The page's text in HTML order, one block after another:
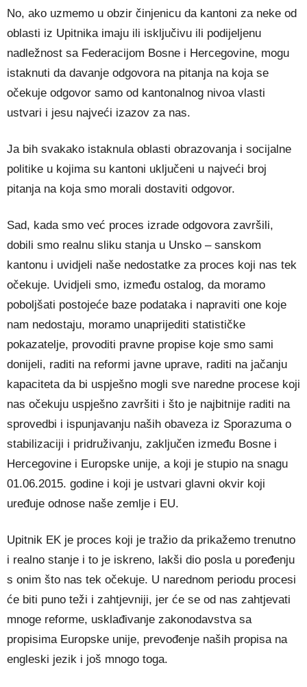
No, ako uzmemo u obzir činjenicu da kantoni za neke od
oblasti iz Upitnika imaju ili isključivu ili podijeljenu
nadležnost sa Federacijom Bosne i Hercegovine, mogu
istaknuti da davanje odgovora na pitanja na koja se
očekuje odgovor samo od kantonalnog nivoa vlasti
ustvari i jesu najveći izazov za nas.
Ja bih svakako istaknula oblasti obrazovanja i socijalne
politike u kojima su kantoni uključeni u najveći broj
pitanja na koja smo morali dostaviti odgovor.
Sad, kada smo već proces izrade odgovora završili,
dobili smo realnu sliku stanja u Unsko – sanskom
kantonu i uvidjeli naše nedostatke za proces koji nas tek
očekuje. Uvidjeli smo, između ostalog, da moramo
poboljšati postojeće baze podataka i napraviti one koje
nam nedostaju, moramo unaprijediti statističke
pokazatelje, provoditi pravne propise koje smo sami
donijeli, raditi na reformi javne uprave, raditi na jačanju
kapaciteta da bi uspješno mogli sve naredne procese koji
nas očekuju uspješno završiti i što je najbitnije raditi na
sprovedbi i ispunjavanju naših obaveza iz Sporazuma o
stabilizaciji i pridruživanju, zaključen između Bosne i
Hercegovine i Europske unije, a koji je stupio na snagu
01.06.2015. godine i koji je ustvari glavni okvir koji
uređuje odnose naše zemlje i EU.
Upitnik EK je proces koji je tražio da prikažemo trenutno
i realno stanje i to je iskreno, lakši dio posla u poređenju
s onim što nas tek očekuje. U narednom periodu procesi
će biti puno teži i zahtjevniji, jer će se od nas zahtjevati
mnoge reforme, usklađivanje zakonodavstva sa
propisima Europske unije, prevođenje naših propisa na
engleski jezik i još mnogo toga.